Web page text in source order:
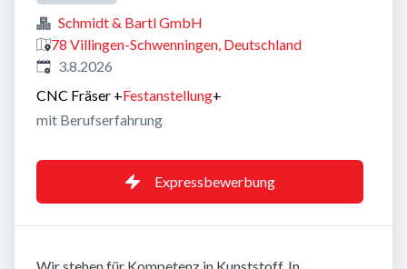
Schmidt & Bartl GmbH
78 Villingen-Schwenningen, Deutschland
Veröffentlicht
3.8.2026
CNC Fräser +Festanstellung+
mit Berufserfahrung
Expressbewerbung